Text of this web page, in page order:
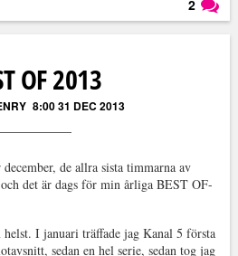
2
OF 2013
8:00 31 DEC 2013
de allra sista timmarna av
det är dags för min årliga BEST OF-
I januari träffade jag Kanal 5 första
sedan en hel serie, sedan tog jag